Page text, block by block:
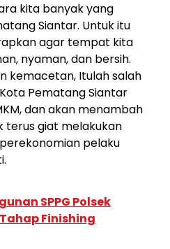
kita banyak yang
Siantar. Untuk itu
agar tempat kita
nyaman, dan bersih.
kemacetan, Itulah salah
Pematang Siantar
dan akan menambah
terus giat melakukan
pelaku
SPPG Polsek
Finishing